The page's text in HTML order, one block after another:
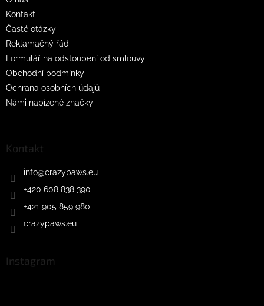
Kontakt
Časté otázky
Reklamačný řád
Formulář na odstoupení od smlouvy
Obchodní podmínky
Ochrana osobních údajů
Námi nabízené značky
Kontakt
info@crazypaws.eu
+420 608 838 390
+421 905 859 980
crazypaws.eu
Instagram